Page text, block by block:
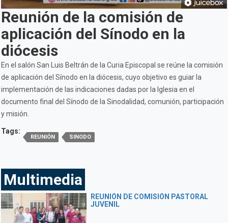
Reunión de la comisión de
aplicación del Sínodo en la
diócesis
En el salón San Luis Beltrán de la Curia Episcopal se reúne la comisión
de aplicación del Sínodo en la diócesis, cuyo objetivo es guiar la
implementación de las indicaciones dadas por la Iglesia en el
documento final del Sínodo de la Sinodalidad, comunión, participación
y misión.
Tags:
REUNIÓN SINODO
Multimedia
REUNIÓN DE COMISIÓN PASTORAL
JUVENIL